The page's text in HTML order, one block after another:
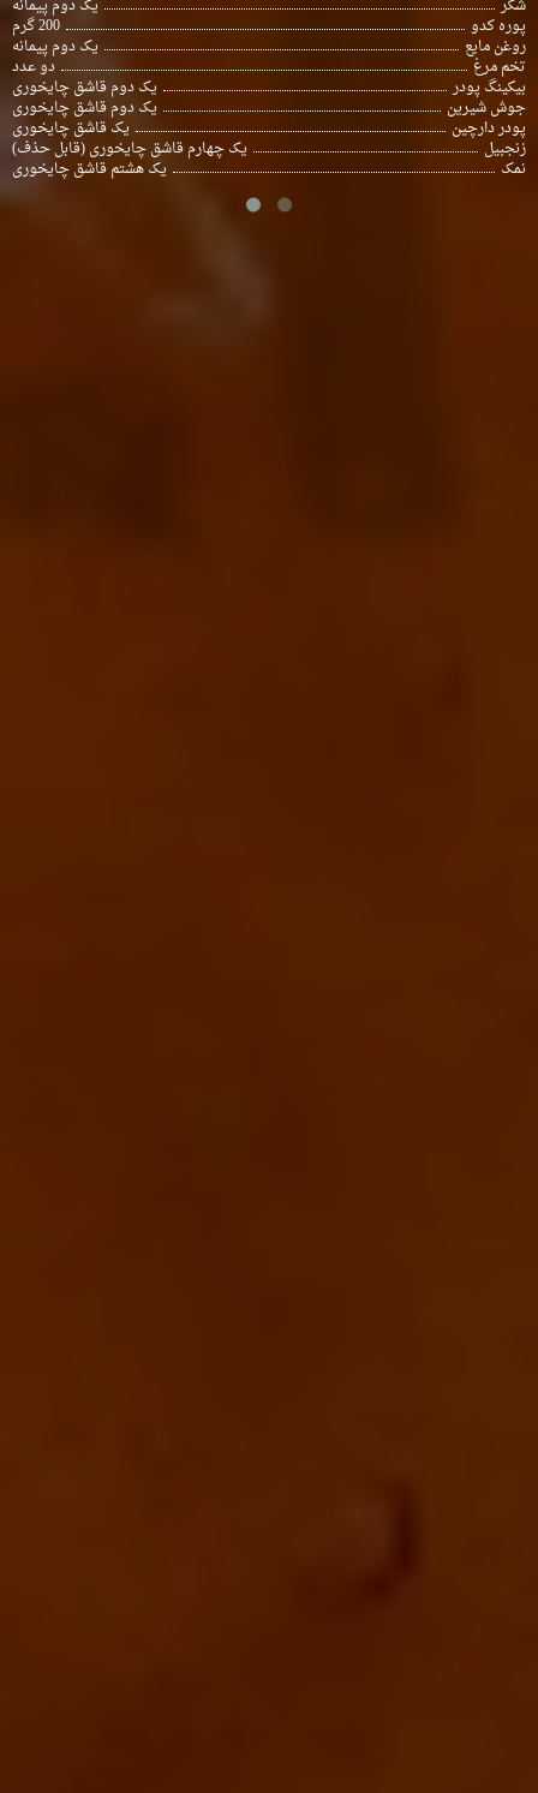
شکر یک دوم پیمانه
پوره کدو 200 گرم
روغن مایع یک دوم پیمانه
تخم مرغ دو عدد
بیکینگ پودر یک دوم قاشق چایخوری
جوش شیرین یک دوم قاشق چایخوری
پودر دارچین یک قاشق چایخوری
زنجبیل یک چهارم قاشق چایخوری (قابل حذف)
نمک یک هشتم قاشق چایخوری